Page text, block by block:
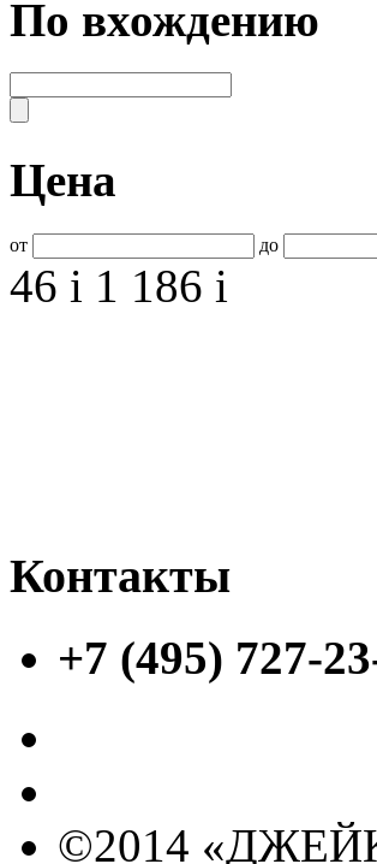
По вхождению
Цена
от до
46 i 1 186 i
Контакты
+7 (495) 727-
©2014